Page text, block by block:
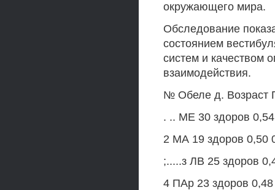
окружающего мира.
Обследование
состоянием
систем и качеством
взаимодействия.
№ Обеле д. Возраст
. .. МЕ 30 здоров
2 МА 19 здоров 0,50
;.....з ЛВ 25 здоров
4 ПАр 23 здоров